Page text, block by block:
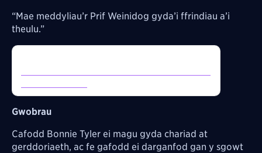
“Mae meddyliau’r Prif Weinidog gyda’i ffrindiau a’i
theulu.”
Gwobrau
Cafodd Bonnie Tyler ei magu gyda chariad at
gerddoriaeth, ac fe gafodd ei darganfod gan y sgowt